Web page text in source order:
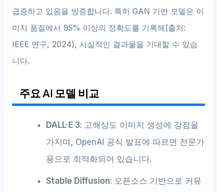
급증하고 있음을 방증합니다. 특히 GAN 기반 모델은 이
미지 품질에서 95% 이상의 정확도를 기록해(출처:
IEEE 연구, 2024), 사실적인 결과물을 기대할 수 있습
니다.
주요 AI 모델 비교
DALL·E 3: 고해상도 이미지 생성에 강점을
가지며, OpenAI 공식 발표에 따르면 전문가
용으로 최적화되어 있습니다.
Stable Diffusion: 오픈소스 기반으로 커뮤